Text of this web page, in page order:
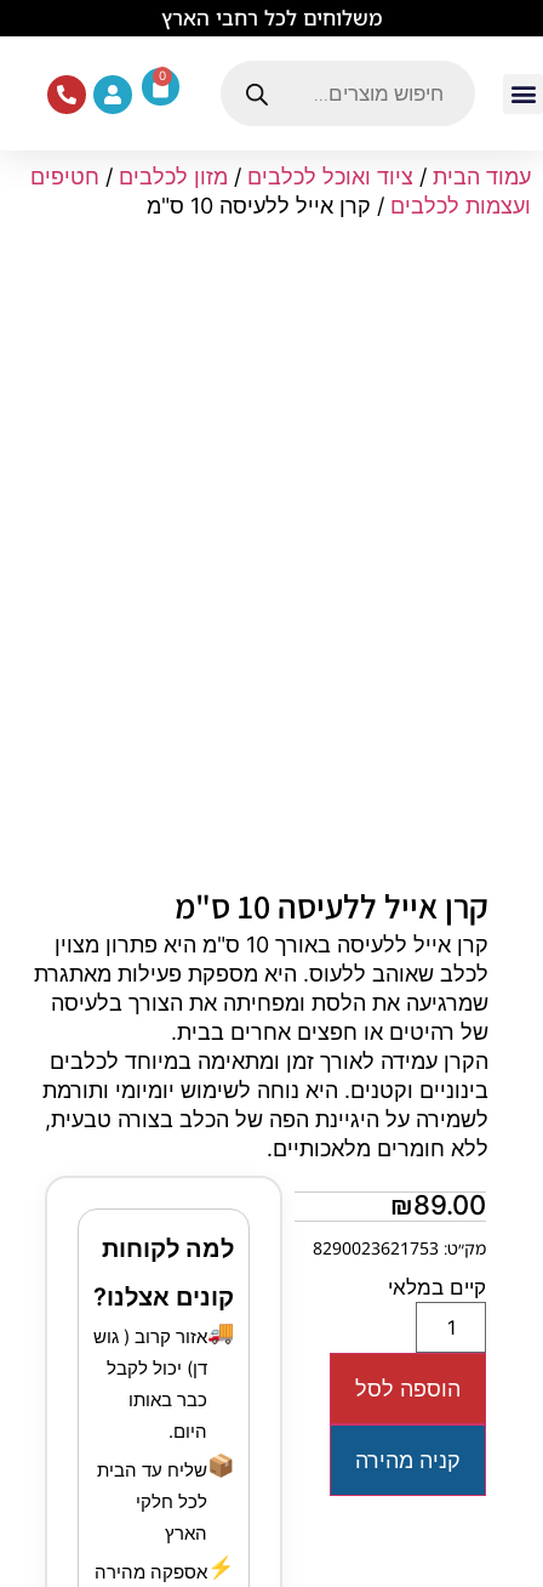
משלוחים לכל רחבי הארץ
0
עמוד הבית / ציוד ואוכל לכלבים / מזון לכלבים / חטיפים
ועצמות לכלבים / קרן אייל ללעיסה 10 ס"מ
קרן אייל ללעיסה 10 ס"מ
קרן אייל ללעיסה באורך 10 ס"מ היא פתרון מצוין
לכלב שאוהב ללעוס. היא מספקת פעילות מאתגרת
שמרגיעה את הלסת ומפחיתה את הצורך בלעיסה
של רהיטים או חפצים אחרים בבית.
הקרן עמידה לאורך זמן ומתאימה במיוחד לכלבים
בינוניים וקטנים. היא נוחה לשימוש יומיומי ותורמת
לשמירה על היגיינת הפה של הכלב בצורה טבעית,
ללא חומרים מלאכותיים.
₪89.00
מק״ט: 8290023621753
קיים במלאי
הוספה לסל
קניה מהירה
למה לקוחות
קונים אצלנו?
🚚אזור קרוב ( גוש
דן) יכול לקבל
כבר באותו
היום.
📦שליח עד הבית
לכל חלקי
הארץ
⚡אספקה מהירה